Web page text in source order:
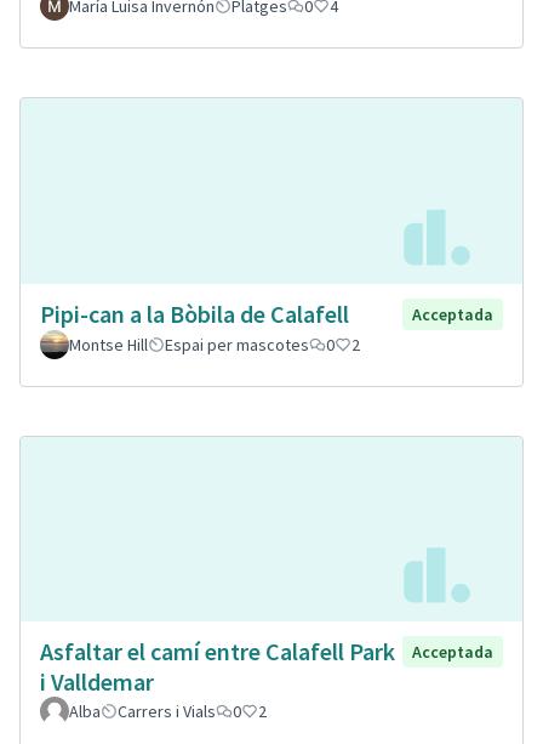
María Luisa Invernón Platges 0 4
Pipi-can a la Bòbila de Calafell
Acceptada
Montse Hill
Espai per mascotes 0 2
Asfaltar el camí entre Calafell Park
i Valldemar
Acceptada
Alba Carrers i Vials 0 2